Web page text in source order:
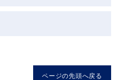
ページの先頭へ戻る